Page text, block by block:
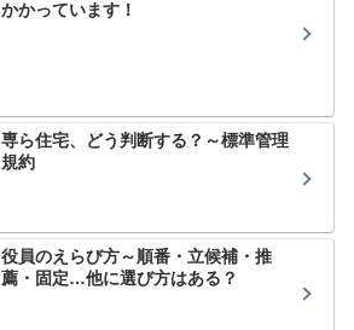
かかっています！
専ら住宅、どう判断する？～標準管理
規約
役員のえらび方～順番・立候補・推
薦・固定…他に選び方はある？